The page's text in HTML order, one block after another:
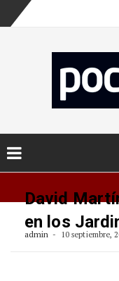
David
en los
admin 10 septiembre,